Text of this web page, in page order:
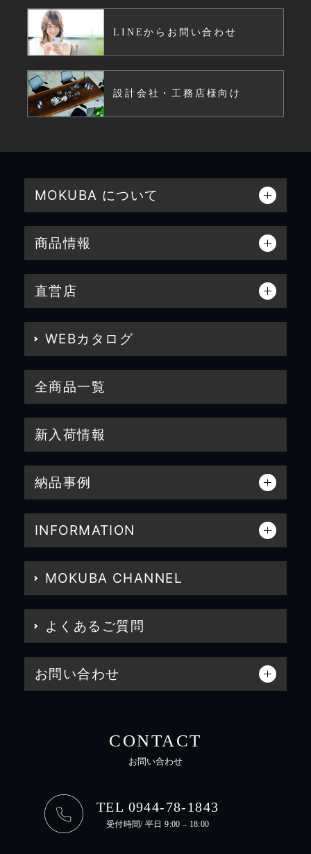
LINEからお問い合わせ
設計会社・工務店様向け
MOKUBA について
商品情報
直営店
WEBカタログ
全商品一覧
新入荷情報
納品事例
INFORMATION
MOKUBA CHANNEL
よくあるご質問
お問い合わせ
CONTACT
お問い合わせ
TEL 0944-78-1843
受付時間/ 平日 9:00 – 18:00